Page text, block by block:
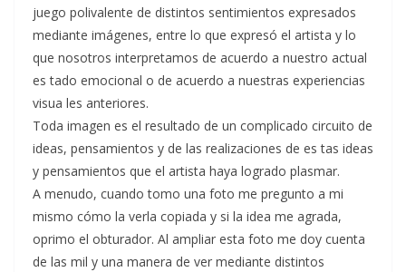
juego polivalente de distintos sentimientos expresados
mediante imágenes, entre lo que expresó el artista y lo
que nosotros interpretamos de acuerdo a nuestro actual
es tado emocional o de acuerdo a nuestras experiencias
visua les anteriores.
Toda imagen es el resultado de un complicado circuito de
ideas, pensamientos y de las realizaciones de es tas ideas
y pensamientos que el artista haya logrado plasmar.
A menudo, cuando tomo una foto me pregunto a mi
mismo cómo la verla copiada y si la idea me agrada,
oprimo el obturador. Al ampliar esta foto me doy cuenta
de las mil y una manera de ver mediante distintos